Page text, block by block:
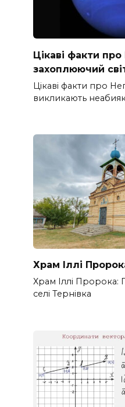
Цікаві факти
захоплюючий
Цікаві факти про
викликають
Храм Іллі
Храм Іллі Пророка:
селі Тернівка